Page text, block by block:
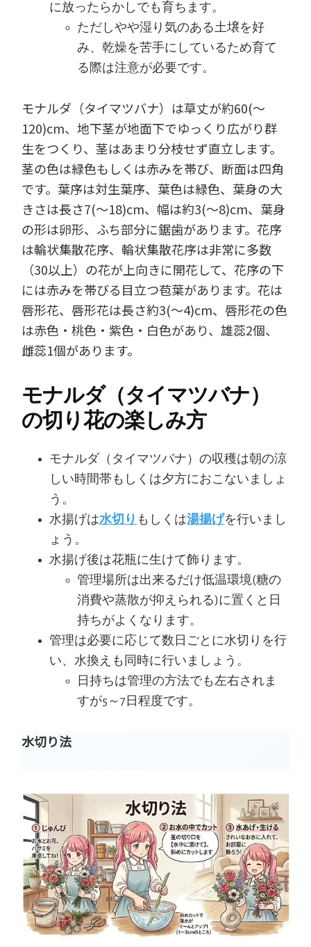
に放ったらかしでも育ちます。
ただしやや湿り気のある土壌を好
み、乾燥を苦手にしているため育て
る際は注意が必要です。
モナルダ（タイマツバナ）は草丈が約60(～
120)cm、地下茎が地面下でゆっくり広がり群
生をつくり、茎はあまり分枝せず直立します。
茎の色は緑色もしくは赤みを帯び、断面は四角
です。葉序は対生葉序、葉色は緑色、葉身の大
きさは長さ7(～18)cm、幅は約3(～8)cm、葉身
の形は卵形、ふち部分に鋸歯があります。花序
は輪状集散花序、輪状集散花序は非常に多数
（30以上）の花が上向きに開花して、花序の下
には赤みを帯びる目立つ苞葉があります。花は
唇形花、唇形花は長さ約3(～4)cm、唇形花の色
は赤色・桃色・紫色・白色があり、雄蕊2個、
雌蕊1個があります。
モナルダ（タイマツバナ）
の切り花の楽しみ方
モナルダ（タイマツバナ）の収穫は朝の涼
しい時間帯もしくは夕方におこないましょ
う。
水揚げは水切り もしくは湯揚げを行いまし
ょう。
水揚げ後は花瓶に生けて飾ります。
管理場所は出来るだけ低温環境(糖の
消費や蒸散が抑えられる)に置くと日
持ちがよくなります。
管理は必要に応じて数日ごとに水切りを行
い、水換えも同時に行いましょう。
日持ちは管理の方法でも左右されま
すが5～7日程度です。
水切り法